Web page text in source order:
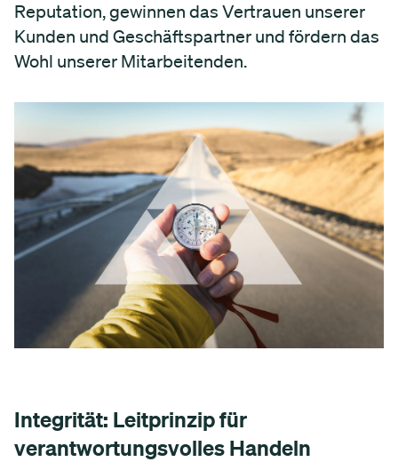
Reputation, gewinnen das Vertrauen unserer
Kunden und Geschäftspartner und fördern das
Wohl unserer Mitarbeitenden.
Integrität: Leitprinzip für
verantwortungsvolles Handeln